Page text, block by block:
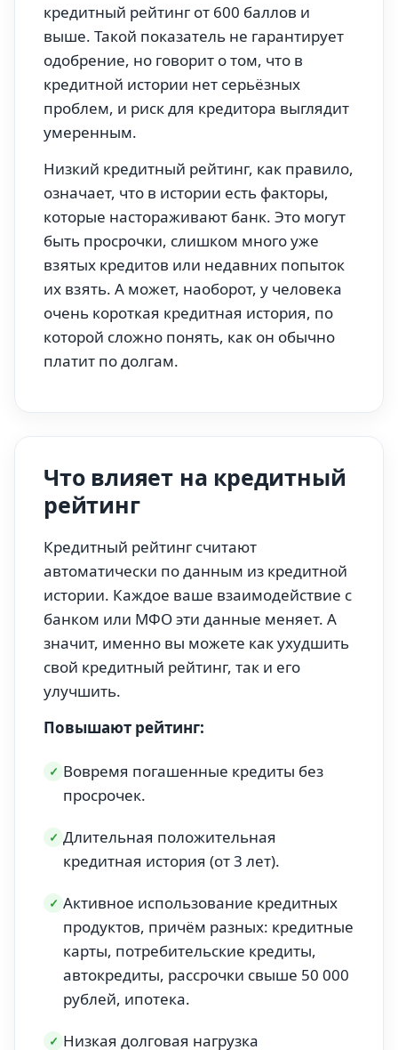
кредитный рейтинг от 600 баллов и
выше. Такой показатель не гарантирует
одобрение, но говорит о том, что в
кредитной истории нет серьёзных
проблем, и риск для кредитора выглядит
умеренным.
Низкий кредитный рейтинг, как правило,
означает, что в истории есть факторы,
которые настораживают банк. Это могут
быть просрочки, слишком много уже
взятых кредитов или недавних попыток
их взять. А может, наоборот, у человека
очень короткая кредитная история, по
которой сложно понять, как он обычно
платит по долгам.
Что влияет на кредитный
рейтинг
Кредитный рейтинг считают
автоматически по данным из кредитной
истории. Каждое ваше взаимодействие с
банком или МФО эти данные меняет. А
значит, именно вы можете как ухудшить
свой кредитный рейтинг, так и его
улучшить.
Повышают рейтинг:
✓ Вовремя погашенные кредиты без
просрочек.
✓ Длительная положительная
кредитная история (от 3 лет).
✓ Активное использование кредитных
продуктов, причём разных: кредитные
карты, потребительские кредиты,
автокредиты, рассрочки свыше 50 000
рублей, ипотека.
✓ Низкая долговая нагрузка